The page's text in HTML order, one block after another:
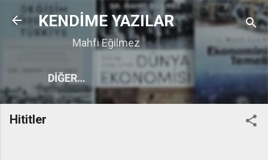
Ana içeriğe atla
KENDİME YAZILAR
Mahfi Eğilmez
DIĞER…
Hititler